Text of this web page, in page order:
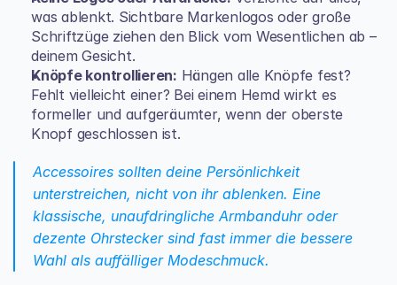
was ablenkt. Sichtbare Markenlogos oder große
Schriftzüge ziehen den Blick vom Wesentlichen ab –
deinem Gesicht.
Knöpfe kontrollieren: Hängen alle Knöpfe fest?
Fehlt vielleicht einer? Bei einem Hemd wirkt es
formeller und aufgeräumter, wenn der oberste
Knopf geschlossen ist.
Accessoires sollten deine Persönlichkeit
unterstreichen, nicht von ihr ablenken. Eine
klassische, unaufdringliche Armbanduhr oder
dezente Ohrstecker sind fast immer die bessere
Wahl als auffälliger Modeschmuck.